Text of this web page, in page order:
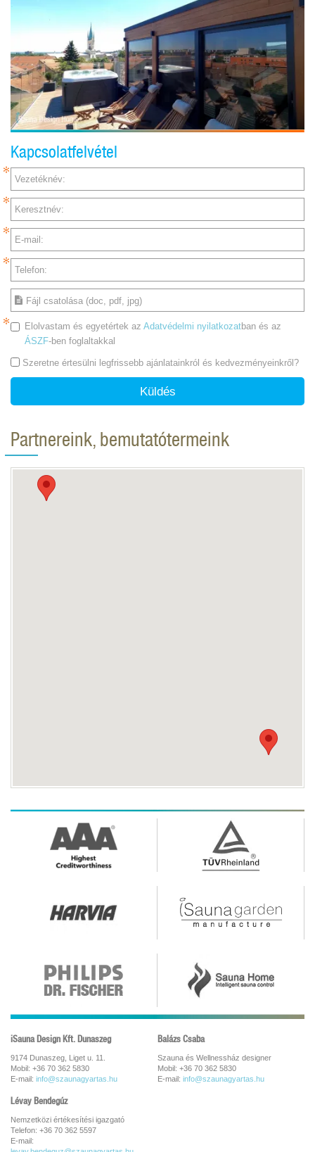
Kapcsolatfelvétel
Vezetéknév:
Keresztnév:
E-mail:
Telefon:
Fájl csatolása (doc, pdf, jpg)
Elolvastam és egyetértek az Adatvédelmi nyilatkozatban és az
ÁSZF-ben foglaltakkal
Szeretne értesülni legfrissebb ajánlatainkról és kedvezményeinkről?
Küldés
Partnereink, bemutatótermeink
iSauna Design Kft. Dunaszeg
9174 Dunaszeg, Liget u. 11.
Mobil: +36 70 362 5830
E-mail: info@szaunagyartas.hu
Balázs Csaba
Szauna és Wellnessház designer
Mobil: +36 70 362 5830
E-mail: info@szaunagyartas.hu
Lévay Bendegúz
Nemzetközi értékesítési igazgató
Telefon: +36 70 362 5597
E-mail: